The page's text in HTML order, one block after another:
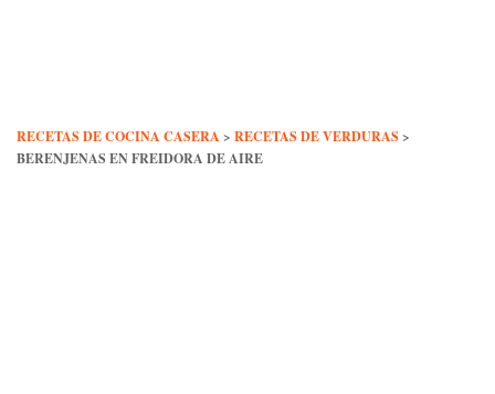
RECETAS DE COCINA CASERA > RECETAS DE VERDURAS >
BERENJENAS EN FREIDORA DE AIRE